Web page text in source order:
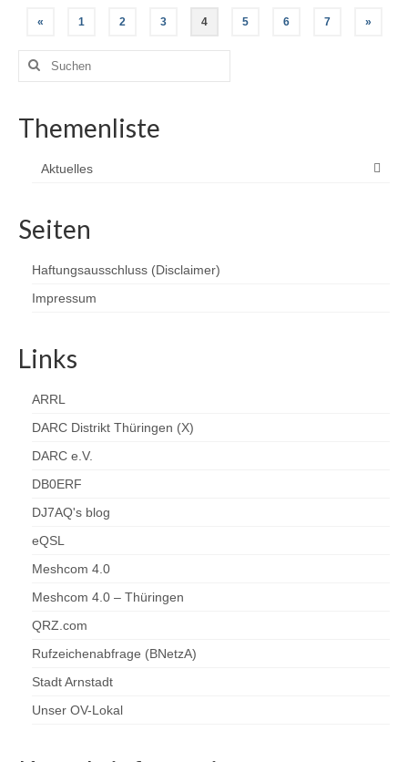
Seitennummerierung
der
Beiträge
« 1 2 3 4 5 6 7 »
Suchen
nach:
Themenliste
Aktuelles
Seiten
Haftungsausschluss (Disclaimer)
Impressum
Links
ARRL
DARC Distrikt Thüringen (X)
DARC e.V.
DB0ERF
DJ7AQ's blog
eQSL
Meshcom 4.0
Meshcom 4.0 – Thüringen
QRZ.com
Rufzeichenabfrage (BNetzA)
Stadt Arnstadt
Unser OV-Lokal